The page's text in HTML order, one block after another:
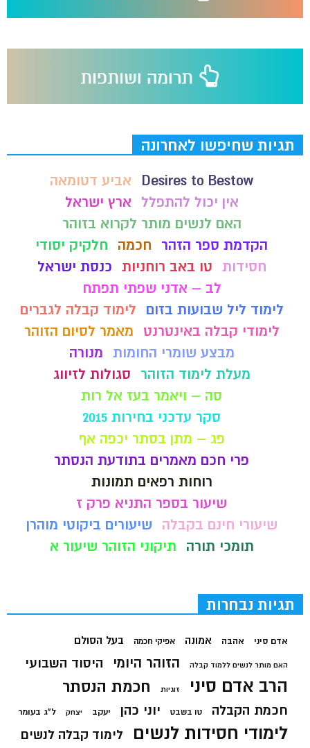
תגיות שחיפשו לאחרונה
Desires to Bestow
אביע דטומאה
אין יכול להתפלל
ארץ ישראל
האם לנשים מותר לקרוא בזוהר
הקדמת ספר הזהר
חכמה
חלקיק יסודי
חסידות טו באב רוחניות כנסת ישראל
לב – אדני שפתי תפתח
לימוד ליל שבועות בזום
לימוד קבלה לגברים
לימודי קבלה באינטרנט
מאמר לסיום הזוהר
מבצע שומרי החומות מנורה
מעלת לימוד הזוהר
סגולות לזיווג
סה – ויאמר בעז אל רות
סקר עדכני בחירות 2015
פג – מתן בסתר יכפה אף
פרי חכם מאמרים בתודעת הנסתר
רוחות רפאים תמונות
שיעור בספר התניא פרק ז
שיעורי חינם בקבלה
שיעורים ביקוטי מוהרן
תומכי תורה
תיקוני הזוהר שיעור א
תגיות נבחרות
אדם סיני אהבה אמונה אפיקי חכמה בעל הסולם
האם מותר לנשים ללמוד קבלה הזוהר היומי היסוד השבועי
הרב אדם סיני זוגיות חכמת הנסתר
חכמת הקבלה טו בשבט יוני כהן יעקב יצחק ל"ג בעומר
לימודי חסידות לנשים לימוד קבלה לנשים